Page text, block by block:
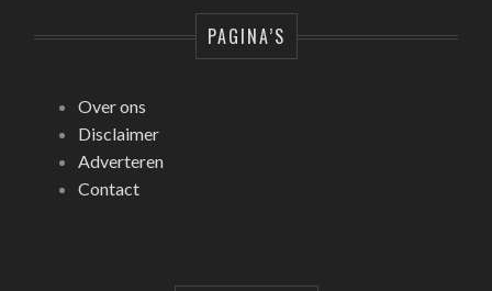
PAGINA’S
Over ons
Disclaimer
Adverteren
Contact